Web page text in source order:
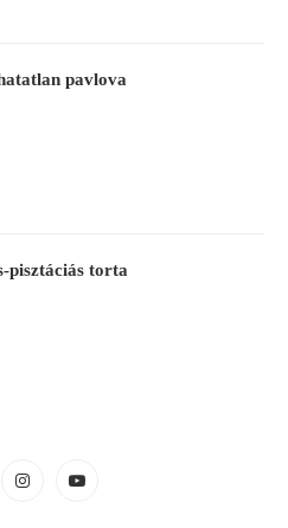
pavlova
pisztáciás torta